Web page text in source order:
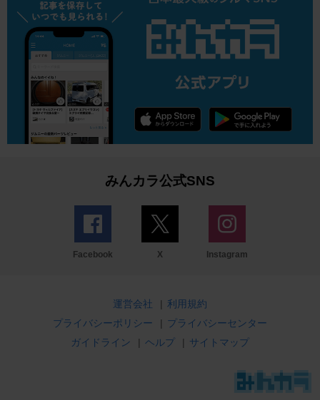
みんカラ公式SNS
Facebook X Instagram
運営会社 | 利用規約
プライバシーポリシー
| プライバシーセンター
ガイドライン
| ヘルプ | サイトマップ